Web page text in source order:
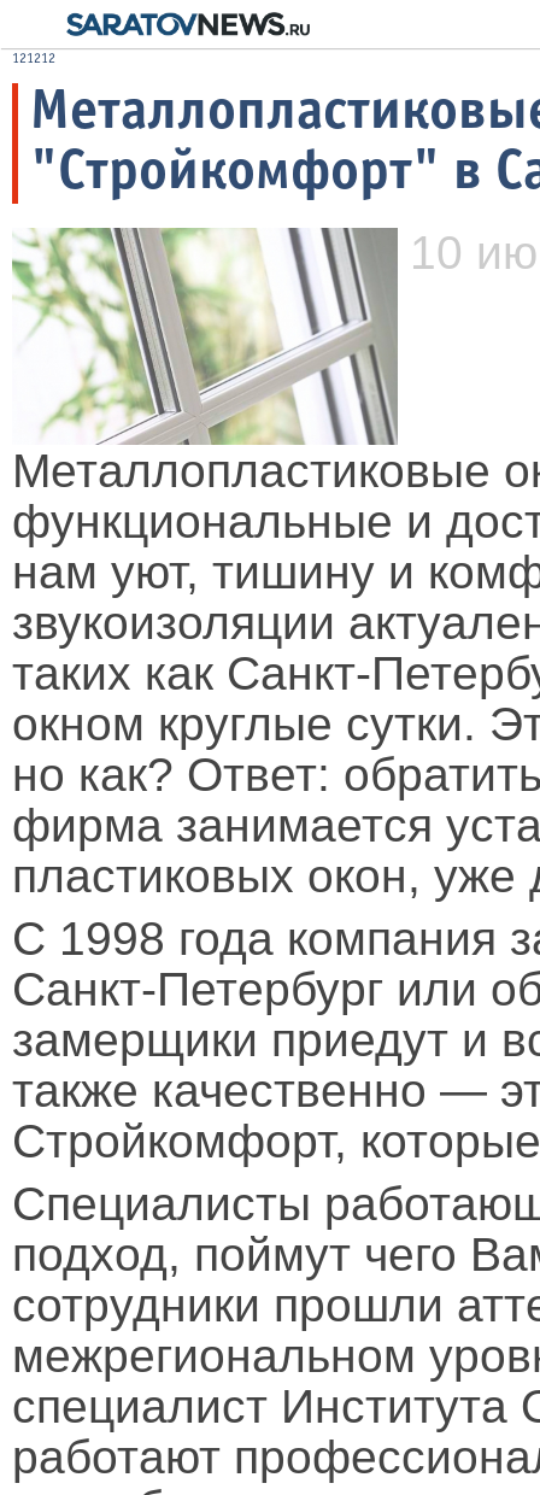
121212
"Стройкомфорт" в
10
Металлопластиковые
функциональные и
нам уют, тишину и
звукоизоляции
таких как Санкт-
окном круглые сутки.
но как? Ответ:
фирма занимается
пластиковых окон,
С 1998 года компания
Санкт-Петербург или
замерщики приедут и
также качественно —
Стройкомфорт,
Специалисты
подход, поймут чего
сотрудники прошли
межрегиональном
специалист Института
работают